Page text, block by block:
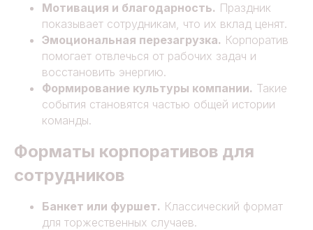
Мотивация и благодарность. Праздник
показывает сотрудникам, что их вклад ценят.
Эмоциональная перезагрузка. Корпоратив
помогает отвлечься от рабочих задач и
восстановить энергию.
Формирование культуры компании. Такие
события становятся частью общей истории
команды.
Форматы корпоративов для
сотрудников
Банкет или фуршет. Классический формат
для торжественных случаев.